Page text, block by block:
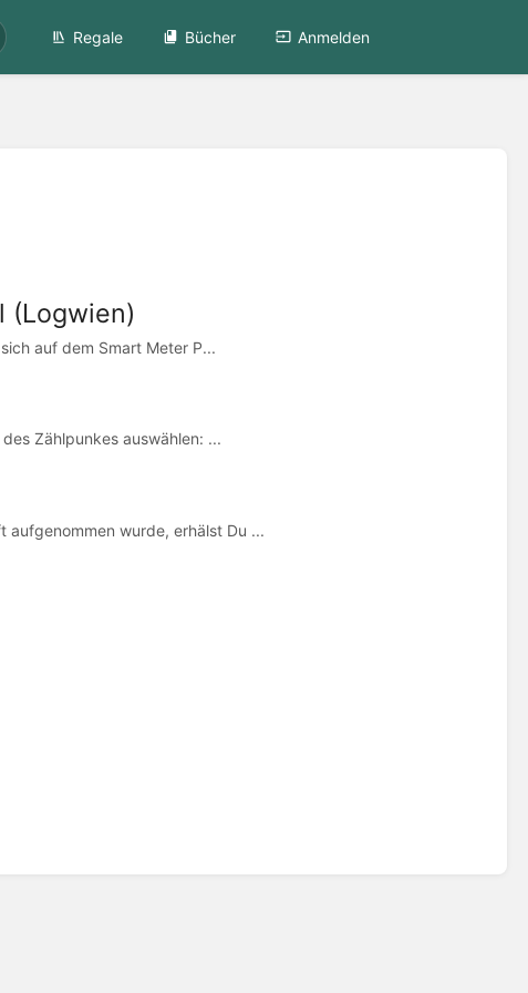
Regale Bücher Anmelden
(Logwien)
auf dem Smart Meter P...
Zählpunkes auswählen: ...
wurde, erhälst Du ...